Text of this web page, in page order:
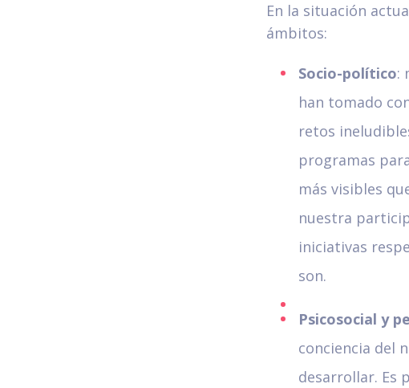
En la situación
ámbitos:
Socio-político:
han tomado
retos
programas
más visibles
nuestra
iniciativas
son.
Psicosocial y
conciencia del
desarrollar. Es